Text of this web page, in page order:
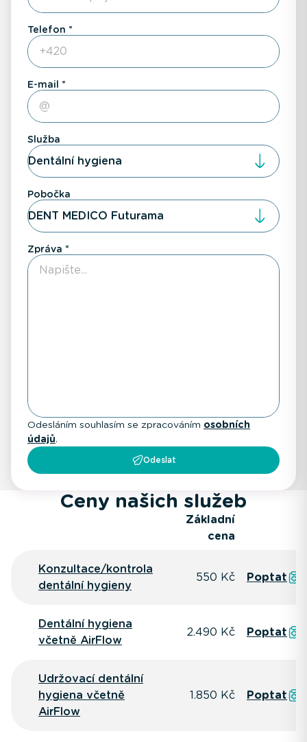
Telefon
E-mail
Služba
Dentální hygiena
Pobočka
DENT MEDICO Futurama
Zpráva
Odesláním souhlasím se zpracováním osobních
údajů.
Odeslat
Ceny našich služeb
Základní
cena
Konzultace/kontrola
dentální hygieny
550 Kč Poptat
Dentální hygiena
včetně AirFlow
2.490 Kč Poptat
Udržovací dentální
hygiena včetně
AirFlow
1.850 Kč Poptat